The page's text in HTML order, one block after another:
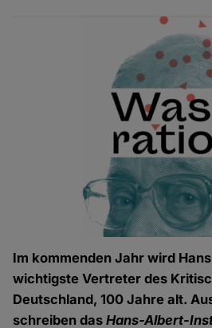
Im kommenden Jahr wird
wichtigste Vertreter des
Deutschland, 100 Jahre alt.
schreiben dasHans-Albert-